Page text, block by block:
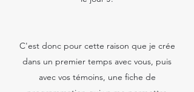
C'est donc pour cette raison que je crée
dans un premier temps avec vous, puis
avec vos témoins, une fiche de